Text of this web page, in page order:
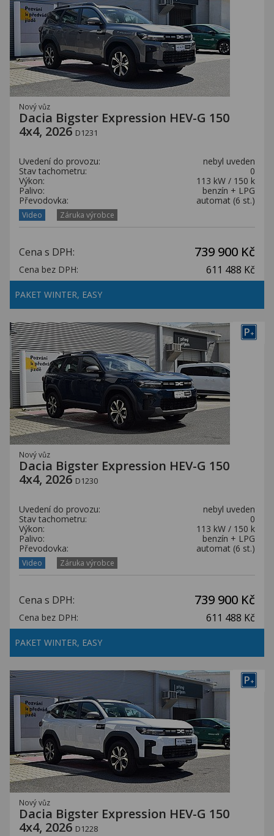
Nový vůz
Dacia Bigster Expression HEV-G 150
4x4, 2026 D1231
Uvedení do provozu:
nebyl uveden
Stav tachometru:
0
Výkon:
113 kW / 150 k
Palivo:
benzín + LPG
Převodovka:
automat (6 st.)
Video Záruka výrobce
Cena s DPH: 739 900 Kč
Cena bez DPH: 611 488 Kč
PAKET WINTER, EASY
P+
Nový vůz
Dacia Bigster Expression HEV-G 150
4x4, 2026 D1230
Uvedení do provozu:
nebyl uveden
Stav tachometru:
0
Výkon:
113 kW / 150 k
Palivo:
benzín + LPG
Převodovka:
automat (6 st.)
Video Záruka výrobce
Cena s DPH: 739 900 Kč
Cena bez DPH: 611 488 Kč
PAKET WINTER, EASY
P+
Nový vůz
Dacia Bigster Expression HEV-G 150
4x4, 2026 D1228